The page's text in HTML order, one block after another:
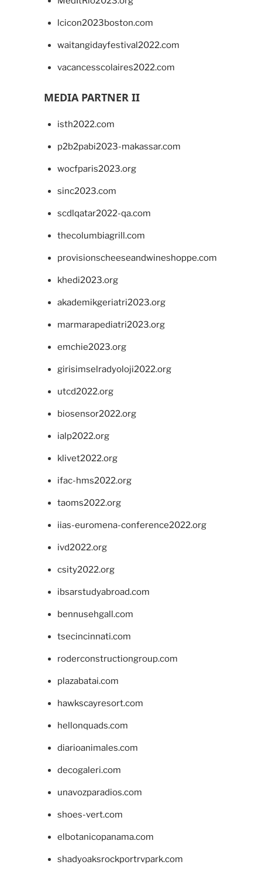
lcicon2023boston.com
waitangidayfestival2022.com
vacancesscolaires2022.com
MEDIA PARTNER II
isth2022.com
p2b2pabi2023-makassar.com
wocfparis2023.org
sinc2023.com
scdlqatar2022-qa.com
thecolumbiagrill.com
provisionscheeseandwineshoppe.com
khedi2023.org
akademikgeriatri2023.org
marmarapediatri2023.org
emchie2023.org
girisimselradyoloji2022.org
utcd2022.org
biosensor2022.org
ialp2022.org
klivet2022.org
ifac-hms2022.org
taoms2022.org
iias-euromena-conference2022.org
ivd2022.org
csity2022.org
ibsarstudyabroad.com
bennusehgall.com
tsecincinnati.com
roderconstructiongroup.com
plazabatai.com
hawkscayresort.com
hellonquads.com
diarioanimales.com
decogaleri.com
unavozparadios.com
shoes-vert.com
elbotanicopanama.com
shadyoaksrockportrvpark.com